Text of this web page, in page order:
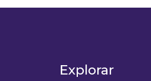
Explorar